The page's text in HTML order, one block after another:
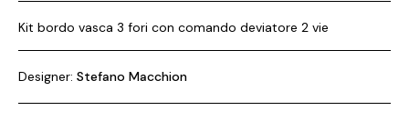
Kit bordo vasca 3 fori con comando deviatore 2 vie
Designer: Stefano Macchion